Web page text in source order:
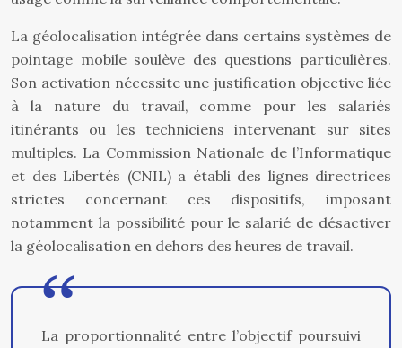
La géolocalisation intégrée dans certains systèmes de
pointage mobile soulève des questions particulières.
Son activation nécessite une justification objective liée
à la nature du travail, comme pour les salariés
itinérants ou les techniciens intervenant sur sites
multiples. La Commission Nationale de l’Informatique
et des Libertés (CNIL) a établi des lignes directrices
strictes concernant ces dispositifs, imposant
notamment la possibilité pour le salarié de désactiver
la géolocalisation en dehors des heures de travail.
La proportionnalité entre l’objectif poursuivi